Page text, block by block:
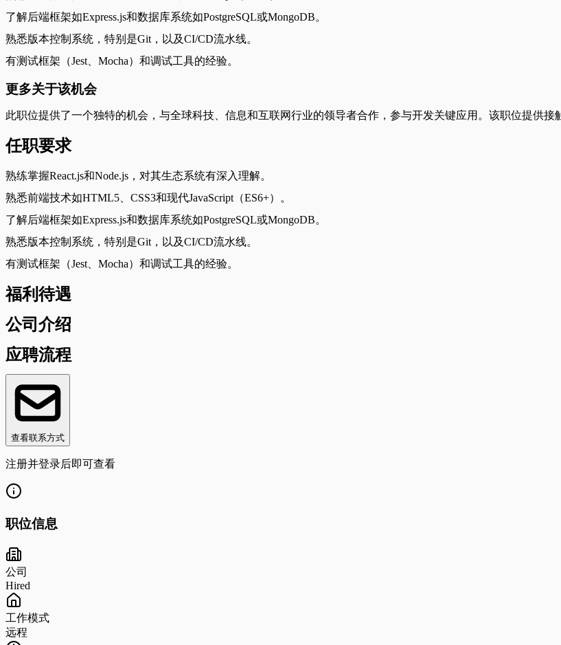
了解后端框架如Express.js和数据库系统如PostgreSQL或MongoDB。
熟悉版本控制系统，特别是Git，以及CI/CD流水线。
有测试框架（Jest、Mocha）和调试工具的经验。
更多关于该机会
此职位提供了一个独特的机会，与全球科技、信息和互联网行业的领导者合作，参与开发关键应用。该职位提供接
任职要求
熟练掌握React.js和Node.js，对其生态系统有深入理解。
熟悉前端技术如HTML5、CSS3和现代JavaScript（ES6+）。
了解后端框架如Express.js和数据库系统如PostgreSQL或MongoDB。
熟悉版本控制系统，特别是Git，以及CI/CD流水线。
有测试框架（Jest、Mocha）和调试工具的经验。
福利待遇
公司介绍
应聘流程
查看联系方式
注册并登录后即可查看
职位信息
公司
Hired
工作模式
远程